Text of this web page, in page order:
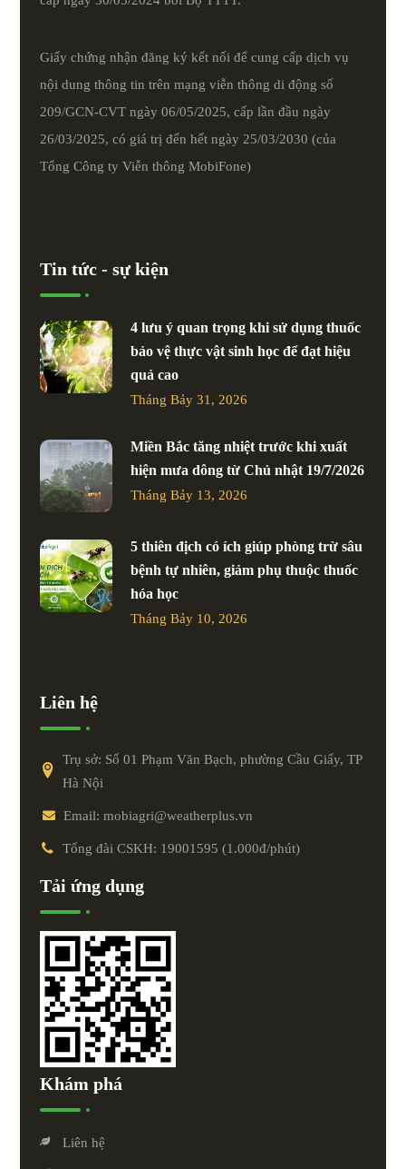
Giấy chứng nhận đăng ký kết nối để cung cấp dịch vụ
nội dung thông tin trên mạng viễn thông di động số
209/GCN-CVT ngày 06/05/2025, cấp lần đầu ngày
26/03/2025, có giá trị đến hết ngày 25/03/2030 (của
Tổng Công ty Viễn thông MobiFone)
Tin tức - sự kiện
4 lưu ý quan trọng khi sử dụng thuốc
bảo vệ thực vật sinh học để đạt hiệu
quả cao
Tháng Bảy 31, 2026
Miền Bắc tăng nhiệt trước khi xuất
hiện mưa dông từ Chủ nhật 19/7/2026
Tháng Bảy 13, 2026
5 thiên địch có ích giúp phòng trừ sâu
bệnh tự nhiên, giảm phụ thuộc thuốc
hóa học
Tháng Bảy 10, 2026
Liên hệ
Trụ sở: Số 01 Phạm Văn Bạch, phường Cầu Giấy, TP
Hà Nội
Email: mobiagri@weatherplus.vn
Tổng đài CSKH: 19001595 (1.000đ/phút)
Tải ứng dụng
Khám phá
Liên hệ